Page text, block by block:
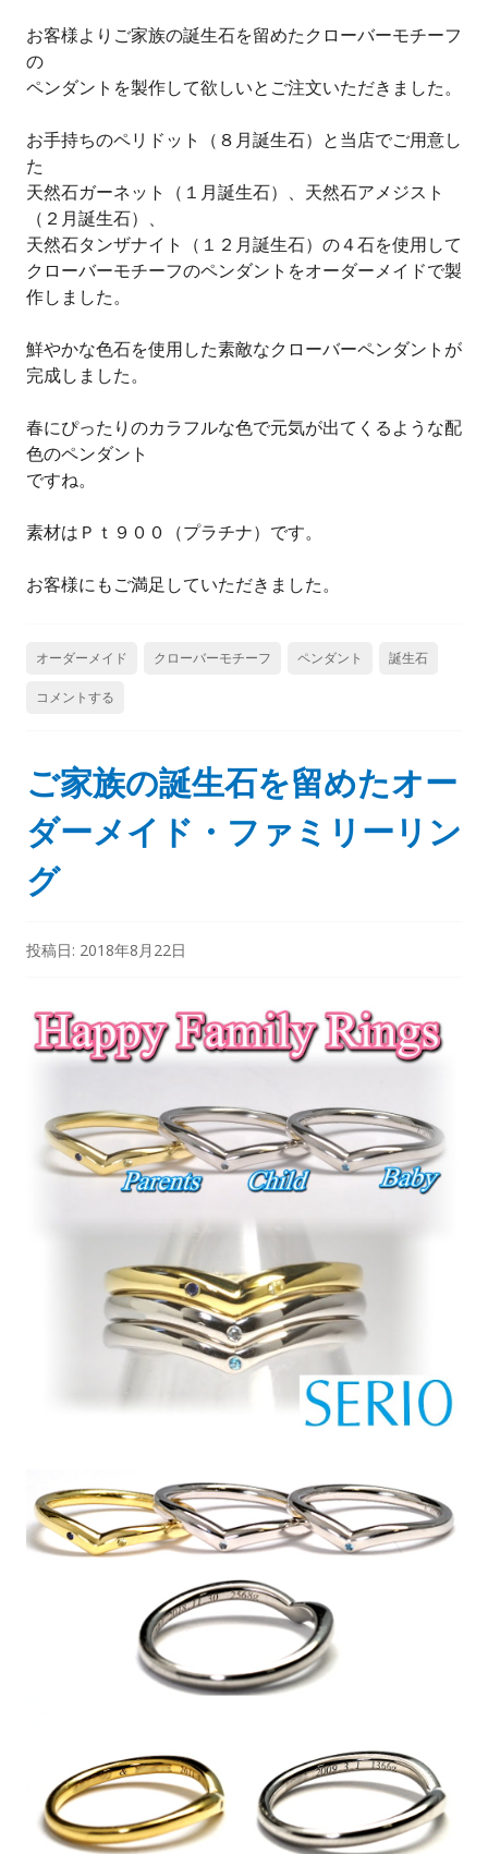
お客様よりご家族の誕生石を留めたクローバーモチーフ
の
ペンダントを製作して欲しいとご注文いただきました。
お手持ちのペリドット（８月誕生石）と当店でご用意し
た
天然石ガーネット（１月誕生石）、天然石アメジスト
（２月誕生石）、
天然石タンザナイト（１２月誕生石）の４石を使用して
クローバーモチーフのペンダントをオーダーメイドで製
作しました。
鮮やかな色石を使用した素敵なクローバーペンダントが
完成しました。
春にぴったりのカラフルな色で元気が出てくるような配
色のペンダント
ですね。
素材はＰｔ９００（プラチナ）です。
お客様にもご満足していただきました。
オーダーメイド クローバーモチーフ ペンダント 誕生石
コメントする
ご家族の誕生石を留めたオー
ダーメイド・ファミリーリン
グ
投稿日: 2018年8月22日